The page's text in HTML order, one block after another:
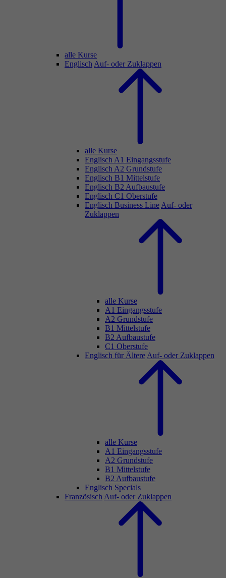
alle Kurse
Englisch Auf- oder Zuklappen
alle Kurse
Englisch A1 Eingangsstufe
Englisch A2 Grundstufe
Englisch B1 Mittelstufe
Englisch B2 Aufbaustufe
Englisch C1 Oberstufe
Englisch Business Line Auf- oder
Zuklappen
alle Kurse
A1 Eingangsstufe
A2 Grundstufe
B1 Mittelstufe
B2 Aufbaustufe
C1 Oberstufe
Englisch für Ältere Auf- oder Zuklappen
alle Kurse
A1 Eingangsstufe
A2 Grundstufe
B1 Mittelstufe
B2 Aufbaustufe
Englisch Specials
Französisch Auf- oder Zuklappen